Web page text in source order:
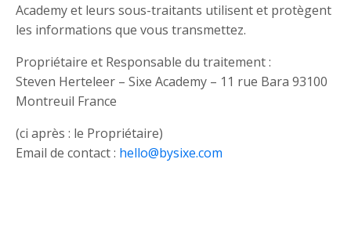
Academy et leurs sous-traitants utilisent et protègent
les informations que vous transmettez.
Propriétaire et Responsable du traitement :
Steven Herteleer – Sixe Academy – 11 rue Bara 93100
Montreuil France
(ci après : le Propriétaire)
Email de contact : hello@bysixe.com